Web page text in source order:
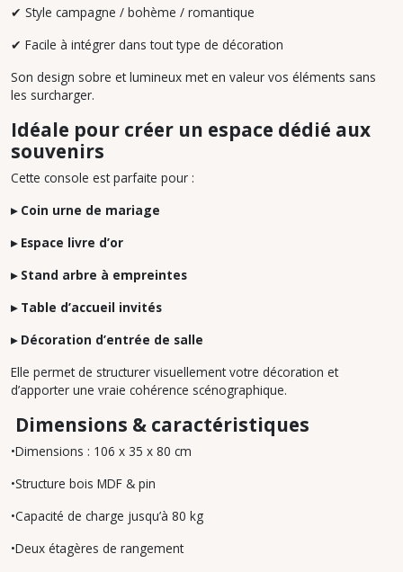
✔ Style campagne / bohème / romantique
✔ Facile à intégrer dans tout type de décoration
Son design sobre et lumineux met en valeur vos éléments sans
les surcharger.
Idéale pour créer un espace dédié aux
souvenirs
Cette console est parfaite pour :
▸ Coin urne de mariage
▸ Espace livre d’or
▸ Stand arbre à empreintes
▸ Table d’accueil invités
▸ Décoration d’entrée de salle
Elle permet de structurer visuellement votre décoration et
d’apporter une vraie cohérence scénographique.
Dimensions & caractéristiques
•Dimensions : 106 x 35 x 80 cm
•Structure bois MDF & pin
•Capacité de charge jusqu’à 80 kg
•Deux étagères de rangement